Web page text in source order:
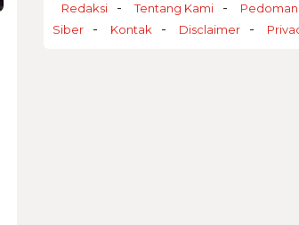
Redaksi Tentang Kami
Siber
Kontak Disclaimer